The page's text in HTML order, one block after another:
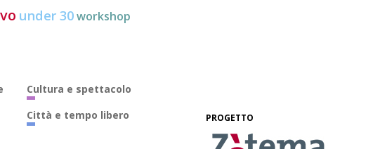
under 30workshop
Cultura e spettacolo
Città e tempo libero
PROGETTO